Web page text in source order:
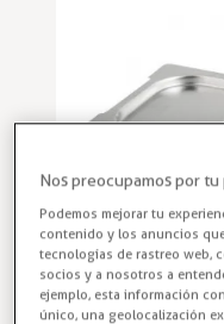
Nos preocupamos por tu
Podemos mejorar tu
contenido y los anuncios
tecnologías de rastreo web,
socios y a nosotros a
ejemplo, esta información
único, una geolocalización